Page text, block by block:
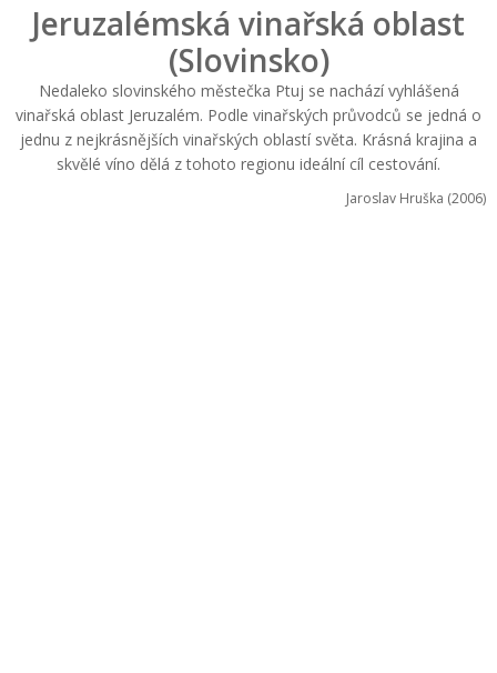
Jeruzalémská vinařská oblast
(Slovinsko)
Nedaleko slovinského městečka Ptuj se nachází vyhlášená
vinařská oblast Jeruzalém. Podle vinařských průvodců se jedná o
jednu z nejkrásnějších vinařských oblastí světa. Krásná krajina a
skvělé víno dělá z tohoto regionu ideální cíl cestování.
Jaroslav Hruška (2006)